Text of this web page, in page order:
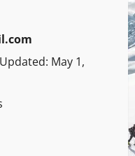
May 1,